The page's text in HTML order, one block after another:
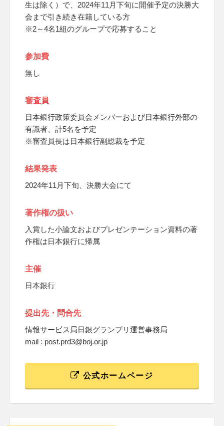
生は除く）で、2024年11月下旬に開催予定の決勝大
会まで引き続き在籍している方
※2～4名1組のグループで応募すること
参加費
無し
審査員
日本銀行政策委員会メンバーおよび日本銀行外部の
有識者、計5名を予定
※審査員長は日本銀行副総裁を予定
結果発表
2024年11月下旬、決勝大会にて
著作権の扱い
入賞した小論文およびプレゼンテーション資料の著
作権は日本銀行に帰属
主催
日本銀行
提出先・問合先
情報サービス局日銀グランプリ運営事務局
mail : post.prd3@boj.or.jp
公式ホームページ